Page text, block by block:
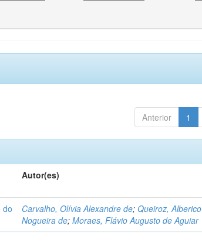
Anterior 1
Autor(es)
do
Carvalho, Olívia Alexandre de;Queiroz, Alberico
Nogueira de;Moraes, Flávio Augusto de Aguiar